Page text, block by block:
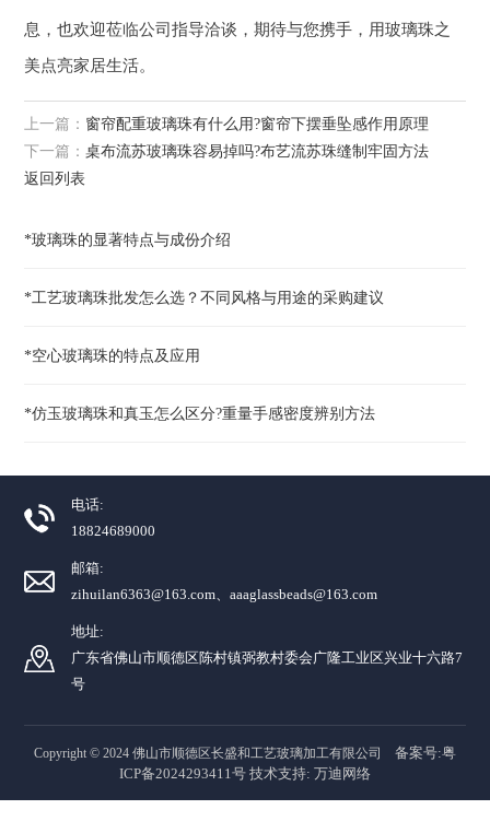
息，也欢迎莅临公司指导洽谈，期待与您携手，用玻璃珠之
美点亮家居生活。
上一篇： 窗帘配重玻璃珠有什么用?窗帘下摆垂坠感作用原理
返回列表
下一篇：桌布流苏玻璃珠容易掉吗?布艺流苏珠缝制牢固方法
*玻璃珠的显著特点与成份介绍
*工艺玻璃珠批发怎么选？不同风格与用途的采购建议
*空心玻璃珠的特点及应用
*仿玉玻璃珠和真玉怎么区分?重量手感密度辨别方法
电话:
18824689000
邮箱:
zihuilan6363@163.com、aaaglassbeads@163.com
地址:
广东省佛山市顺德区陈村镇弼教村委会广隆工业区兴业十六路7
号
Copyright © 2024 佛山市顺德区长盛和工艺玻璃加工有限公司 备案号:粤
ICP备2024293411号 技术支持: 万迪网络